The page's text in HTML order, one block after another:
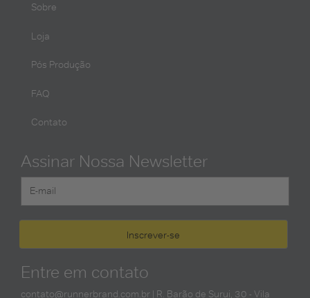
Sobre
Loja
Pós Produção
FAQ
Contato
Assinar Nossa Newsletter
Entre em contato
contato@runnerbrand.com.br | R. Barão de Surui, 30 - Vila